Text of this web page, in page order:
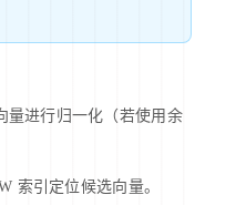
量进行归一化（若使用余
索引定位候选向量。